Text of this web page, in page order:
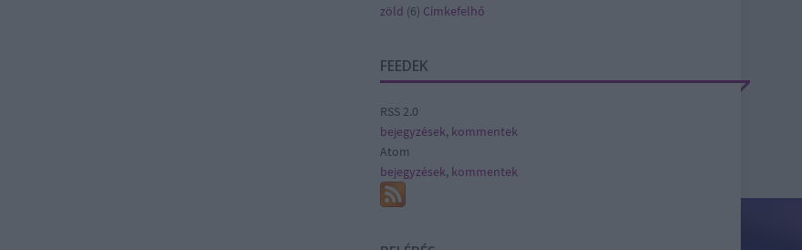
zöld (6) Címkefelhő
FEEDEK
RSS 2.0
bejegyzések, kommentek
Atom
bejegyzések, kommentek